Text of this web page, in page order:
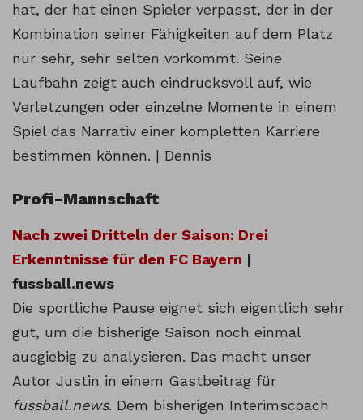
hat, der hat einen Spieler verpasst, der in der
Kombination seiner Fähigkeiten auf dem Platz
nur sehr, sehr selten vorkommt. Seine
Laufbahn zeigt auch eindrucksvoll auf, wie
Verletzungen oder einzelne Momente in einem
Spiel das Narrativ einer kompletten Karriere
bestimmen können. | Dennis
Profi-Mannschaft
Nach zwei Dritteln der Saison: Drei
Erkenntnisse für den FC Bayern |
fussball.news
Die sportliche Pause eignet sich eigentlich sehr
gut, um die bisherige Saison noch einmal
ausgiebig zu analysieren. Das macht unser
Autor Justin in einem Gastbeitrag für
fussball.news. Dem bisherigen Interimscoach